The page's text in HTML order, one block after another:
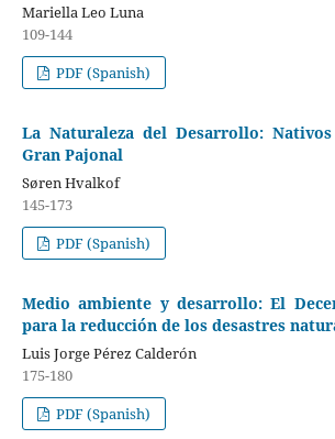
Mariella Leo Luna
109-144
PDF (Spanish)
La Naturaleza del Desarrollo:
Gran Pajonal
Søren Hvalkof
145-173
PDF (Spanish)
Medio ambiente y desarrollo: El
para la reducción de los desastres
Luis Jorge Pérez Calderón
175-180
PDF (Spanish)